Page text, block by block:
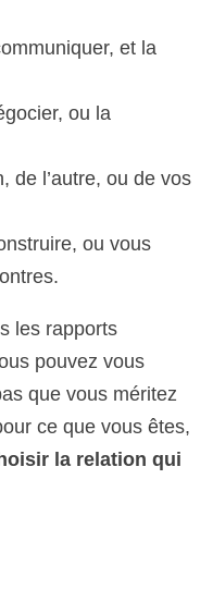
et la
ou la
de l’autre, ou de vos
ou vous
les rapports
pouvez vous
que vous méritez
ce que vous êtes,
la relation qui